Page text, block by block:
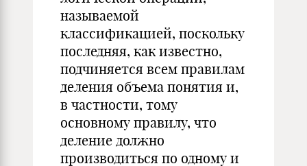
называемой
классификацией, поскольку
последняя, как известно,
подчиняется всем правилам
деления объема понятия и,
в частности, тому
основному правилу, что
деление должно
производиться по одному и